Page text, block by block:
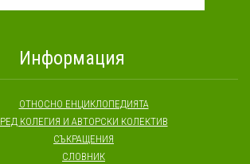
Информация
ОТНОСНО ЕНЦИКЛОПЕДИЯТА
РЕД КОЛЕГИЯ И АВТОРСКИ КОЛЕКТИВ
СЪКРАЩЕНИЯ
СЛОВНИК